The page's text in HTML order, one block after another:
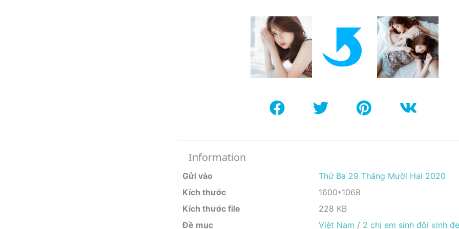
Information
Gửi vào
Thứ Ba 29 Tháng Mười Hai 2020
Kích thước
1600*1068
Kích thước file
228 KB
Đề mục
Việt Nam / 2 chị em sinh đôi xinh